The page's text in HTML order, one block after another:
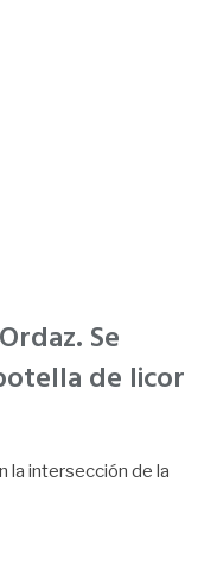
Se
de licor
la intersección de la